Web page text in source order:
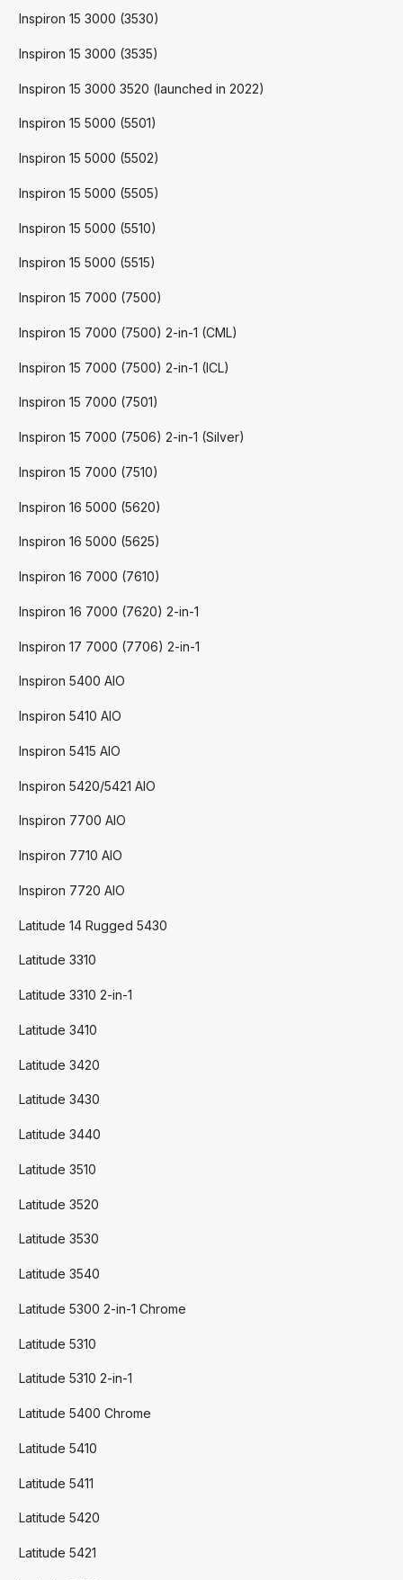
Inspiron 15 3000 (3530)
Inspiron 15 3000 (3535)
Inspiron 15 3000 3520 (launched in 2022)
Inspiron 15 5000 (5501)
Inspiron 15 5000 (5502)
Inspiron 15 5000 (5505)
Inspiron 15 5000 (5510)
Inspiron 15 5000 (5515)
Inspiron 15 7000 (7500)
Inspiron 15 7000 (7500) 2-in-1 (CML)
Inspiron 15 7000 (7500) 2-in-1 (ICL)
Inspiron 15 7000 (7501)
Inspiron 15 7000 (7506) 2-in-1 (Silver)
Inspiron 15 7000 (7510)
Inspiron 16 5000 (5620)
Inspiron 16 5000 (5625)
Inspiron 16 7000 (7610)
Inspiron 16 7000 (7620) 2-in-1
Inspiron 17 7000 (7706) 2-in-1
Inspiron 5400 AIO
Inspiron 5410 AIO
Inspiron 5415 AIO
Inspiron 5420/5421 AIO
Inspiron 7700 AIO
Inspiron 7710 AIO
Inspiron 7720 AIO
Latitude 14 Rugged 5430
Latitude 3310
Latitude 3310 2-in-1
Latitude 3410
Latitude 3420
Latitude 3430
Latitude 3440
Latitude 3510
Latitude 3520
Latitude 3530
Latitude 3540
Latitude 5300 2-in-1 Chrome
Latitude 5310
Latitude 5310 2-in-1
Latitude 5400 Chrome
Latitude 5410
Latitude 5411
Latitude 5420
Latitude 5421